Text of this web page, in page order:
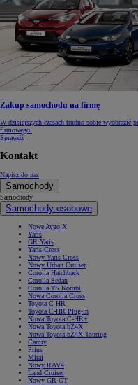
Zakup samochodu na firmę
W dzisiejszych czasach trudno sobie wyobrazić
firmowego.
Sprawdź
Kontakt
Napisz do nas
Samochody
Samochody
Samochody osobowe
Nowe Aygo X
Yaris
GR Yaris
Yaris Cross
Nowy Yaris Cross
Nowy Urban Cruiser
Corolla Hatchback
Corolla Sedan
Corolla TS Kombi
Nowa Corolla Cross
Toyota C-HR
Toyota C-HR Plug-in
Nowa Toyota C-HR+
Nowa Toyota bZ4X
Nowa Toyota bZ4X Touring
Camry
Prius
Mirai
Nowy RAV4
Land Cruiser
Nowy GR GT